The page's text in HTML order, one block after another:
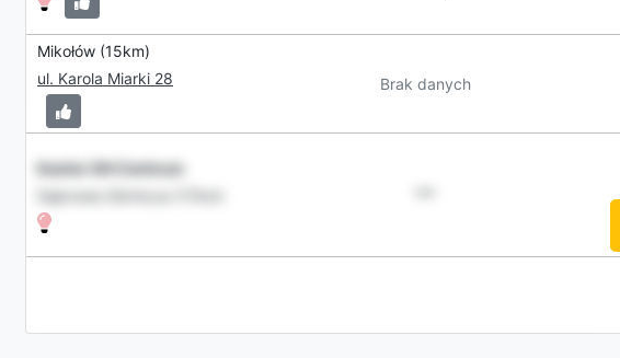
Mikołów (15km)
ul. Karola Miarki 28
Brak danych
Kantor DH Centrum
Dąbrowa Górnicza (17km)
•••